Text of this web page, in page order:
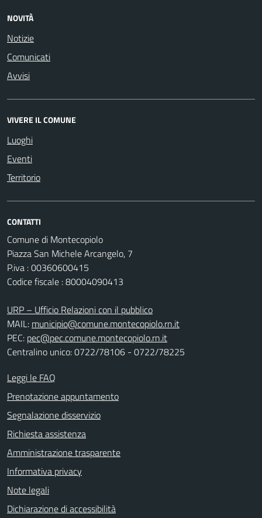
NOVITÀ
Notizie
Comunicati
Avvisi
VIVERE IL COMUNE
Luoghi
Eventi
Territorio
CONTATTI
Comune di Montecopiolo
Piazza San Michele Arcangelo, 7
P.iva : 00360600415
Codice fiscale : 80004090413
URP – Ufficio Relazioni con il pubblico
MAIL: municipio@comune.montecopiolo.rn.it
PEC: pec@pec.comune.montecopiolo.rn.it
Centralino unico: 0722/78106 - 0722/78225
Leggi le FAQ
Prenotazione appuntamento
Segnalazione disservizio
Richiesta assistenza
Amministrazione trasparente
Informativa privacy
Note legali
Dichiarazione di accessibilità